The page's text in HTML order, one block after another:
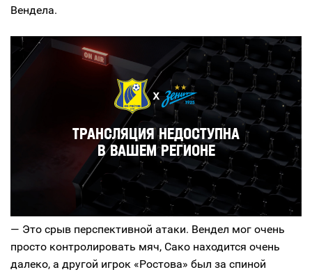
Вендела.
— Это срыв перспективной атаки. Вендел мог очень
просто контролировать мяч, Сако находится очень
далеко, а другой игрок «Ростова» был за спиной